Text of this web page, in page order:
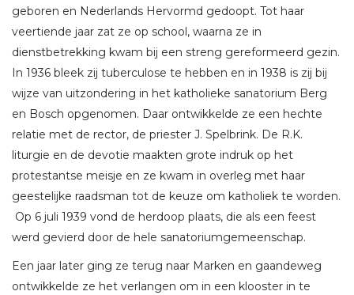
geboren en Nederlands Hervormd gedoopt. Tot haar
veertiende jaar zat ze op school, waarna ze in
dienstbetrekking kwam bij een streng gereformeerd gezin.
In 1936 bleek zij tuberculose te hebben en in 1938 is zij bij
wijze van uitzondering in het katholieke sanatorium Berg
en Bosch opgenomen. Daar ontwikkelde ze een hechte
relatie met de rector, de priester J. Spelbrink. De R.K.
liturgie en de devotie maakten grote indruk op het
protestantse meisje en ze kwam in overleg met haar
geestelijke raadsman tot de keuze om katholiek te worden.
Op 6 juli 1939 vond de herdoop plaats, die als een feest
werd gevierd door de hele sanatoriumgemeenschap.
Een jaar later ging ze terug naar Marken en gaandeweg
ontwikkelde ze het verlangen om in een klooster in te